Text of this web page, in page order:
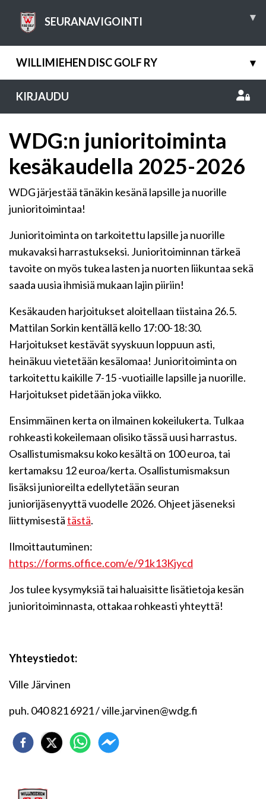
SEURANAVIGOINTI ▾
WILLIMIEHEN DISC GOLF RY ▾
KIRJAUDU
WDG:n junioritoiminta
kesäkaudella 2025-2026
WDG järjestää tänäkin kesänä lapsille ja nuorille
junioritoimintaa!
Junioritoiminta on tarkoitettu lapsille ja nuorille
mukavaksi harrastukseksi. Junioritoiminnan tärkeä
tavoite on myös tukea lasten ja nuorten liikuntaa sekä
saada uusia ihmisiä mukaan lajin piiriin!
Kesäkauden harjoitukset aloitellaan tiistaina 26.5.
Mattilan Sorkin kentällä kello 17:00-18:30.
Harjoitukset kestävät syyskuun loppuun asti,
heinäkuu vietetään kesälomaa! Junioritoiminta on
tarkoitettu kaikille 7-15 -vuotiaille lapsille ja nuorille.
Harjoitukset pidetään joka viikko.
Ensimmäinen kerta on ilmainen kokeilukerta. Tulkaa
rohkeasti kokeilemaan olisiko tässä uusi harrastus.
Osallistumismaksu koko kesältä on 100 euroa, tai
kertamaksu 12 euroa/kerta. Osallistumismaksun
lisäksi junioreilta edellytetään seuran
juniorijäsenyyttä vuodelle 2026. Ohjeet jäseneksi
liittymisestätästä.
Ilmoittautuminen:
https://forms.office.com/e/91k13Kjycd
Jos tulee kysymyksiä tai haluaisitte lisätietoja kesän
junioritoiminnasta, ottakaa rohkeasti yhteyttä!
Yhteystiedot:
Ville Järvinen
puh. 040 821 6921 / ville.jarvinen@wdg.fi